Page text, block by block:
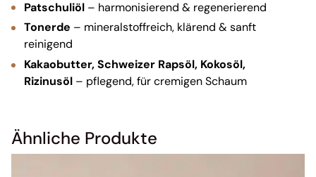
Patschuliöl– harmonisierend & regenerierend
Tonerde – mineralstoffreich, klärend & sanft
reinigend
Kakaobutter, Schweizer Rapsöl, Kokosöl,
Rizinusöl– pflegend, für cremigen Schaum
Ähnliche Produkte